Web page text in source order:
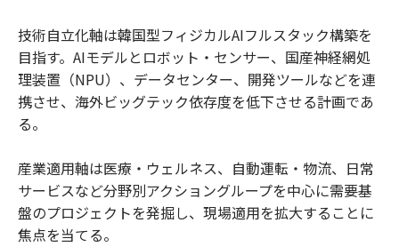
技術自立化軸は韓国型フィジカルAIフルスタック構築を
目指す。AIモデルとロボット・センサー、国産神経網処
理装置（NPU）、データセンター、開発ツールなどを連
携させ、海外ビッグテック依存度を低下させる計画であ
る。
産業適用軸は医療・ウェルネス、自動運転・物流、日常
サービスなど分野別アクショングループを中心に需要基
盤のプロジェクトを発掘し、現場適用を拡大することに
焦点を当てる。